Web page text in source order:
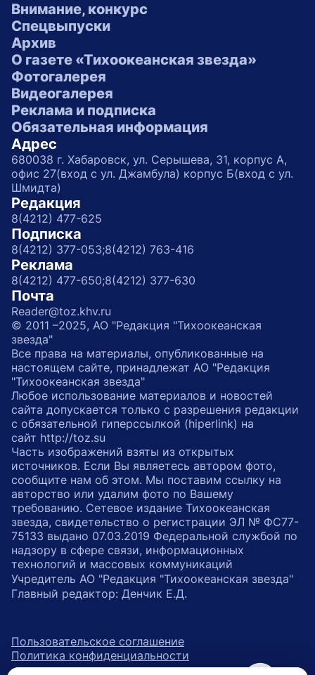
Внимание, конкурс
Спецвыпуски
Архив
О газете «Тихоокеанская звезда»
Фотогалерея
Видеогалерея
Реклама и подписка
Обязательная информация
Адрес
680038 г. Хабаровск, ул. Серышева, 31, корпус А,
офис 27(вход с ул. Джамбула) корпус Б(вход с ул.
Шмидта)
Редакция
8(4212) 477-625
Подписка
8(4212) 377-053;8(4212) 763-416
Реклама
8(4212) 477-650;8(4212) 377-630
Почта
Reader@toz.khv.ru
© 2011 –2025, АО "Редакция "Тихоокеанская
звезда"
Все права на материалы, опубликованные на
настоящем сайте, принадлежат АО "Редакция
"Тихоокеанская звезда"
Любое использование материалов и новостей
сайта допускается только с разрешения редакции
с обязательной гиперссылкой (hiperlink) на
сайт http://toz.su
Часть изображений взяты из открытых
источников. Если Вы являетесь автором фото,
сообщите нам об этом. Мы поставим ссылку на
авторство или удалим фото по Вашему
требованию. Сетевое издание Тихоокеанская
звезда, свидетельство о регистрации ЭЛ № ФС77-
75133 выдано 07.03.2019 Федеральной службой по
надзору в сфере связи, информационных
технологий и массовых коммуникаций
Учредитель АО "Редакция "Тихоокеанская звезда"
Главный редактор: Денчик Е.Д.
Пользовательское соглашение
Политика конфиденциальности